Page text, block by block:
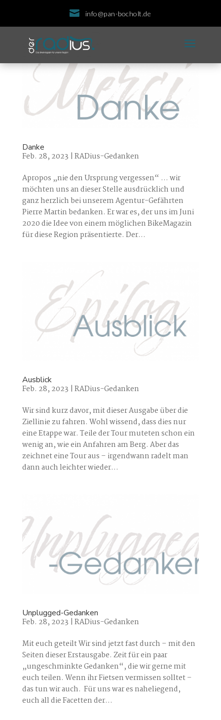
 info@pan-bocholt.de
a
Danke
Feb. 28, 2023 | RADius-Gedanken
Apropos „nie den Ursprung vergessen“ … wir
möchten uns an dieser Stelle ausdrücklich und
ganz herzlich bei unserem Agentur-Gefährten
Pierre Martin bedanken. Er war es, der uns im Juni
2020 die Idee von einem möglichen BikeMagazin
für diese Region präsentierte. Der...
Ausblick
Feb. 28, 2023 | RADius-Gedanken
Wir sind kurz davor, mit dieser Ausgabe über die
Ziellinie zu fahren. Wohl wissend, dass dies nur
eine Etappe war. Teile der Tour muteten schon ein
wenig an, wie ein Anfahren am Berg. Aber das
zeichnet eine Tour aus – irgendwann radelt man
dann auch leichter wieder...
Unplugged-Gedanken
Feb. 28, 2023 | RADius-Gedanken
Mit euch geteilt Wir sind jetzt fast durch – mit den
Seiten dieser Erstausgabe. Zeit für ein paar
„ungeschminkte Gedanken“, die wir gerne mit
euch teilen. Wenn ihr Fietsen vermissen solltet –
das tun wir auch. Für uns war es naheliegend,
euch all die Facetten der...